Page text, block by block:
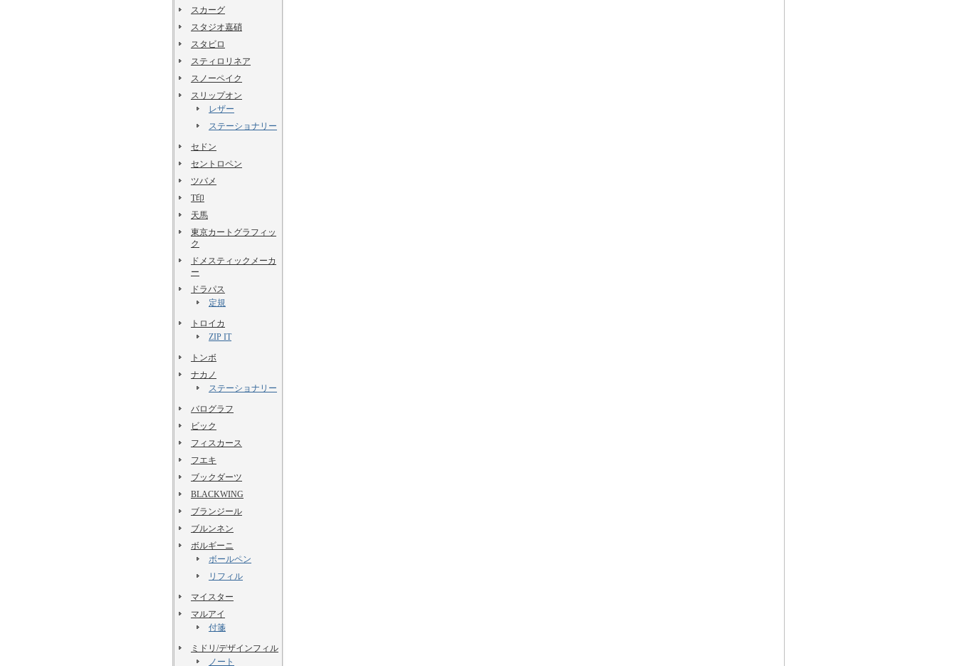
スカーグ
スタジオ嘉硝
スタビロ
スティロリネア
スノーペイク
スリップオン
レザー
ステーショナリー
セドン
セントロペン
ツバメ
T印
天馬
東京カートグラフィッ
ク
ドメスティックメーカ
ー
ドラパス
定規
トロイカ
ZIP IT
トンボ
ナカノ
ステーショナリー
バログラフ
ビック
フィスカース
フエキ
ブックダーツ
BLACKWING
ブランジール
ブルンネン
ボルギーニ
ボールペン
リフィル
マイスター
マルアイ
付箋
ミドリ/デザインフィル
ノート